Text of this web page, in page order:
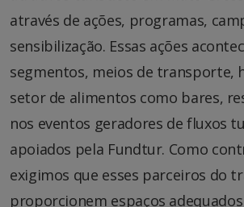
através de ações, programas,
sensibilização. Essas ações
segmentos, meios de transporte,
setor de alimentos como bares,
nos eventos geradores de fluxos
apoiados pela Fundtur. Como
exigimos que esses parceiros do
proporcionem espaços